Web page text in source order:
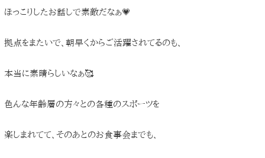
ほっこりしたお話しで素敵だなぁ💗
拠点をまたいで、朝早くからご活躍されてるのも、
本当に素晴らしいなぁ🥰
色んな年齢層の方々との各種のスポーツを
楽しまれてて、そのあとのお食事会までも、